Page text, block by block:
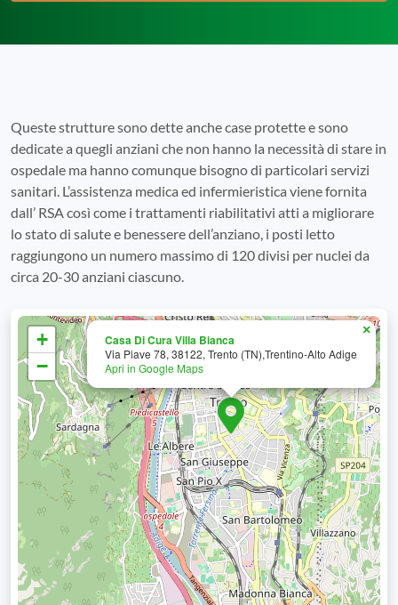
Queste strutture sono dette anche case protette e sono
dedicate a quegli anziani che non hanno la necessità di stare in
ospedale ma hanno comunque bisogno di particolari servizi
sanitari. L’assistenza medica ed infermieristica viene fornita
dall’ RSA così come i trattamenti riabilitativi atti a migliorare
lo stato di salute e benessere dell’anziano, i posti letto
raggiungono un numero massimo di 120 divisi per nuclei da
circa 20-30 anziani ciascuno.
Casa Di Cura Villa Bianca
Via Piave 78, 38122, Trento (TN),Trentino-Alto Adige
Apri in Google Maps
×
+
−